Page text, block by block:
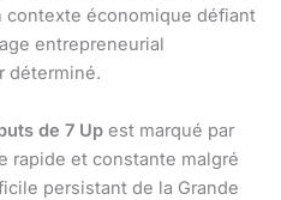
contexte économique défiant
entrepreneurial
déterminé.
de 7 Up est marqué par
rapide et constante malgré
persistant de la Grande